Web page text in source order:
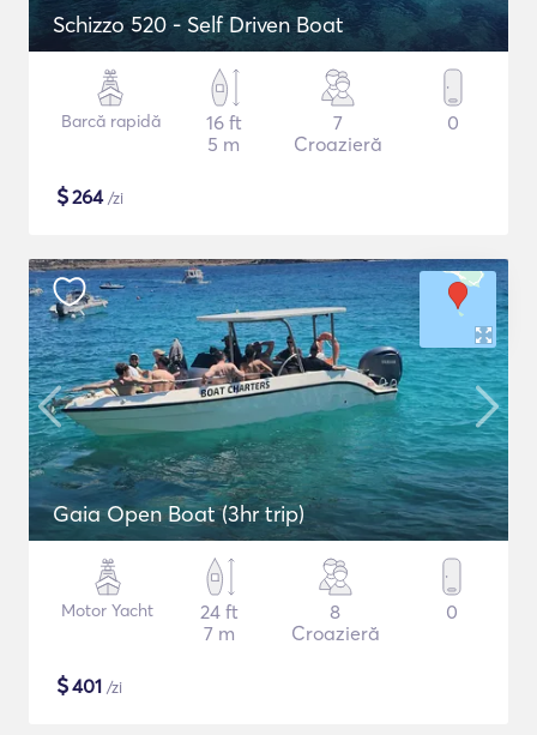
Schizzo 520 - Self Driven Boat
Barcă rapidă
16 ft
5 m
7
Croazieră
0
$264/zi
Gaia Open Boat (3hr trip)
Motor Yacht
24 ft
7 m
8
Croazieră
0
$401 /zi